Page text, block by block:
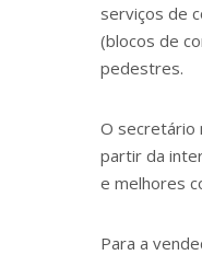
serviços de
(blocos de
pedestres.
O secretário
partir da
e melhores
Para a